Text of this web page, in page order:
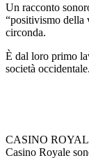
Un racconto
“positivismo della
circonda.
È dal loro primo
società
CASINO
Casino Royale